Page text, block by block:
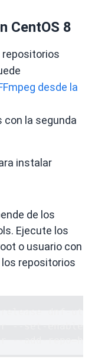
CentOS 8
repositorios
desde la
con la segunda
instalar
de los
Ejecute los
o usuario con
repositorios